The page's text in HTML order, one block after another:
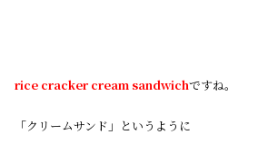
rice cracker cream sandwichですね。
「クリームサンド」というように